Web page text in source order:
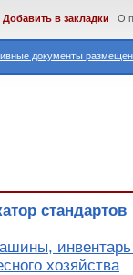
документы
Добавить в закладки О
стандартов
хозяйства